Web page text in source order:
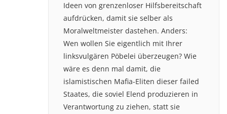
Ideen von grenzenloser Hilfsbereitschaft
aufdrücken, damit sie selber als
Moralweltmeister dastehen. Anders:
Wen wollen Sie eigentlich mit Ihrer
linksvulgären Pöbelei überzeugen? Wie
wäre es denn mal damit, die
islamistischen Mafia-Eliten dieser failed
Staates, die soviel Elend produzieren in
Verantwortung zu ziehen, statt sie